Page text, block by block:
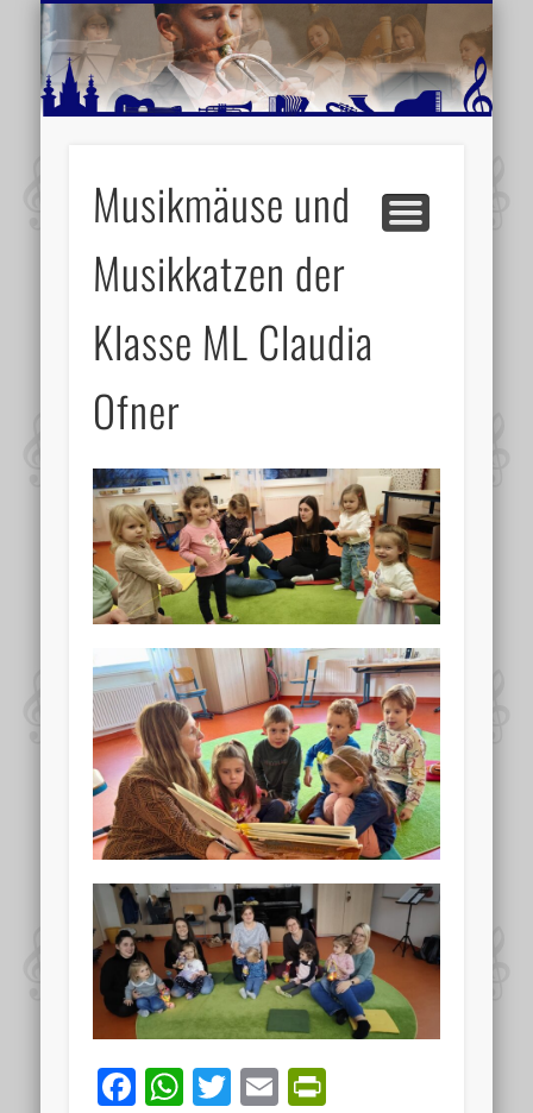
MUSIKSCHULE MARIAZELL
AKTUELLE BERICHTE
SCHULE
VIDEOS
VERANSTALTUNGSTIPPS
WEITERE INFORMATIONEN
Musikmäuse und
Musikkatzen der
Klasse ML Claudia
Ofner
Facebook
WhatsApp
Twitter
Email